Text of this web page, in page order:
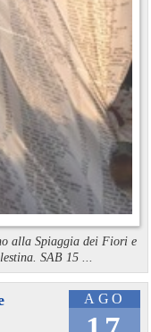
alla Spiaggia dei Fiori e
SAB 15 ...
AGO